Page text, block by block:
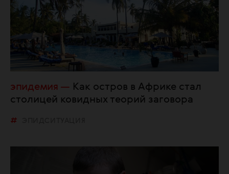
эпидемия
Как остров в Африке стал
столицей ковидных теорий заговора